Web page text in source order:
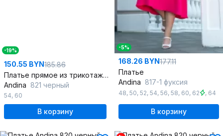
-19%
150.55 BYN185.86
Платье прямое из трикотажа с молнией по переду
Andina 821 черный
54, 60
В корзину
-5%
168.26 BYN177.11
Платье
Andina 817-1 фуксия
48, 50, 52, 54, 56, 58, 60, 62 , 64
В корзину